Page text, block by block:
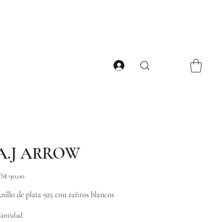
ARROW
90,00
de plata 925 con zafiros blancos